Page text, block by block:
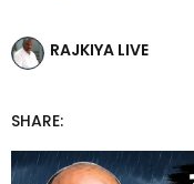
RAJKIYA LIVE
SHARE: